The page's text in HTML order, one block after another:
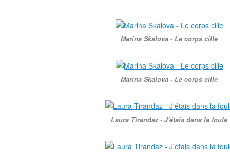
Marina Skalova - Le corps cille
Marina Skalova - Le corps cille
Laura Tirandaz - J'étais dans la foule